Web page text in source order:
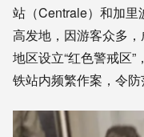
站（Centrale）和加里
高发地，因游客众多
地区设立“红色警戒区
铁站内频繁作案，令防